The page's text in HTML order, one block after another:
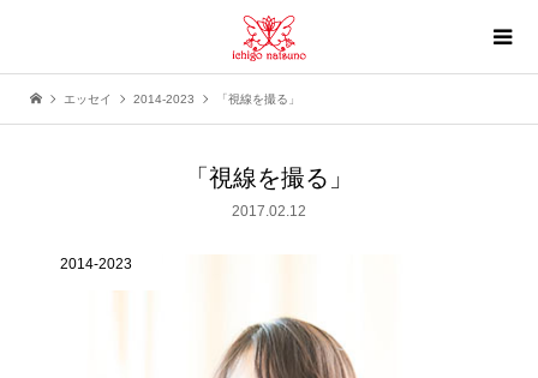
エッセイ 2014-2023 「視線を撮る」
「視線を撮る」
2017.02.12
2014-2023